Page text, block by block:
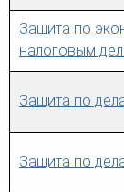
Защита по
налоговым
Защита по
Защита по